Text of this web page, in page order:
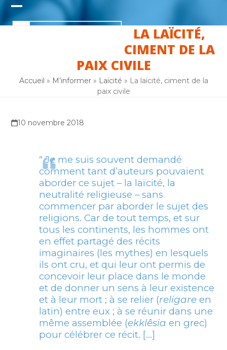
Skip
content
Open
Close
LA LAÏCITÉ,
CIMENT DE LA
PAIX CIVILE
Accueil » M’informer» Laïcité » La laïcité, ciment de la
paix civile
10 novembre 2018
“ Je me suis souvent demandé
comment tant d’auteurs pouvaient
aborder ce sujet – la laïcité, la
neutralité religieuse – sans
commencer par aborder le sujet des
religions. Car de tout temps, et sur
tous les continents, les hommes ont
en effet partagé des récits
imaginaires (les mythes) en lesquels
ils ont cru, et qui leur ont permis de
concevoir leur place dans le monde
et de donner un sens à leur existence
et à leur mort ; à se relier (religare en
latin) entre eux ; à se réunir dans une
même assemblée (ekklêsia en grec)
pour célébrer ce récit. […]